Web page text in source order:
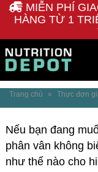
MIỄN PHÍ
HÀNG TỪ 1
Trang chủ » Thực đơn
Nếu bạn đang
phân vân không
như thế nào cho